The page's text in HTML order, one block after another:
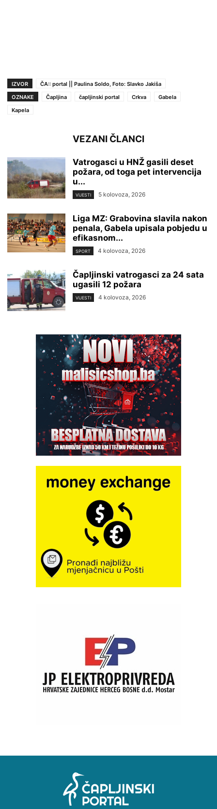
IZVOR
ČA:: portal || Paulina Soldo, Foto: Slavko Jakiša
OZNAKE
Čapljina čapljinski portal Crkva
Gabela
Kapela
VEZANI ČLANCI
Vatrogasci u HNŽ gasili deset
požara, od toga pet intervencija
u...
VIJESTI 5 kolovoza, 2026
Liga MZ: Grabovina slavila nakon
penala, Gabela upisala pobjedu u
efikasnom...
SPORT 4 kolovoza, 2026
Čapljinski vatrogasci za 24 sata
ugasili 12 požara
VIJESTI 4 kolovoza, 2026